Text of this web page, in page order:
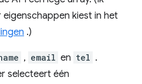
kiest in het
.)
, email en tel .
selecteert één